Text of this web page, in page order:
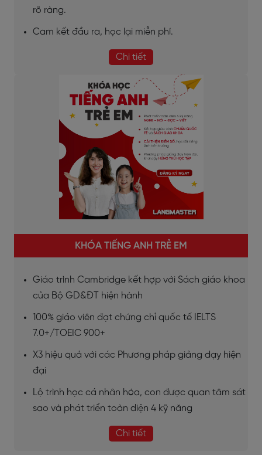
rõ ràng.
Cam kết đầu ra, học lại miễn phí.
Chi tiết
KHÓA TIẾNG ANH TRẺ EM
Giáo trình Cambridge kết hợp với Sách giáo khoa
của Bộ GD&ĐT hiện hành
100% giáo viên đạt chứng chỉ quốc tế IELTS
7.0+/TOEIC 900+
X3 hiệu quả với các Phương pháp giảng dạy hiện
đại
Lộ trình học cá nhân hóa, con được quan tâm sát
sao và phát triển toàn diện 4 kỹ năng
Chi tiết